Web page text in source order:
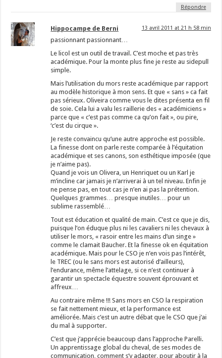
Répondre
Hippocampe de Berni 13 avril 2011 at 21 h 58 min
passionnant passionnant…
Le licol est un outil de travail. C’est moche et pas très
académique. Pour la monte plus fine je reste au sidepull
simple.
Mais l’utilisation du mors reste académique par rapport
au modèle historique à mon sens. Et que « sans » ca fait
pas sérieux. Oliveira comme vous le dites présenta en fil
de soie. Cela lui a valu les raillerie des « académiciens »
parce que « c’est pas comme ca qu’on fait », ou pire,
‘c’est du cirque ».
Je reste convaincu qu’une autre approche est possible.
La finesse dont on parle reste comparée à l’équitation
académique et ses canons, son esthétique imposée (que
je n’aime pas).
Quand je vois un Olivera, un Henriquet ou un Karl je
m’incline car jamais je n’arriverai à un tel niveau. Enfin je
ne pense pas, en tout cas je n’en ai pas la prétention.
Quelques grammes… presque inutiles… pour un
sublime rassemblé…
Tout est éducation et qualité de main. C’est ce que je dis,
puisque l’on éduque plus ni les cavaliers ni les chevaux à
utiliser le mors, « rasoir entre les mains d’un singe »
comme le clamait Baucher. Et la finesse ok en équitation
académique. Mais pour le CSO je n’en vois pas l’intérêt,
le TREC (ou le sans mors est autorisé d’ailleurs),
l’endurance, même l’attelage, si ce n’est continuer à
garantir un spectacle équestre souvent éprouvant et
affreux…
Au contraire même !!! Sans mors en CSO la respiration
se fait nettement mieux, et la performance est
améliorée. Mais c’est un autre débat que le CSO que j’ai
du mal à supporter.
C’est que j’apprécie beaucoup dans l’approche Parelli.
Un apprentissage global du cheval, de ses modes de
communication, comment s’y adapter, pour aboutir à la